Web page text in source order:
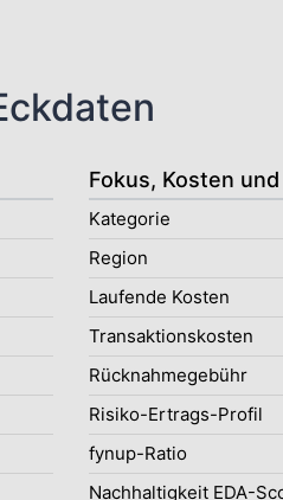
Fokus, Kosten
Kategorie
Region
Laufende Kosten
Transaktionskosten
Rücknahmegebühr
Risiko-Ertrags-Profil
fynup-Ratio
Nachhaltigkeit EDA-